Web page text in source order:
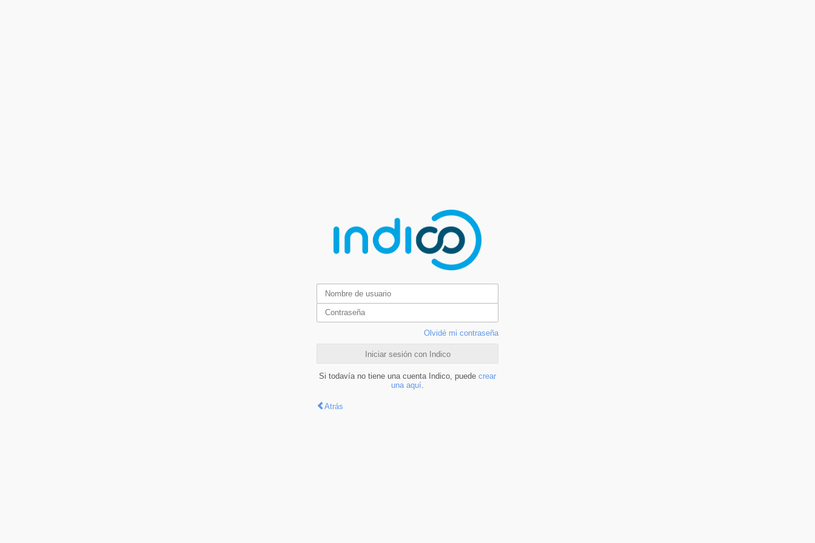
Olvidé mi contraseña
Iniciar sesión con Indico
Si todavía no tiene una cuenta Indico, puede crear
una aquí
Atrás